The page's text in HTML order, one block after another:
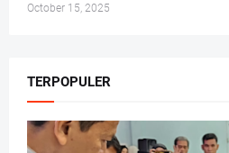
October 15, 2025
TERPOPULER